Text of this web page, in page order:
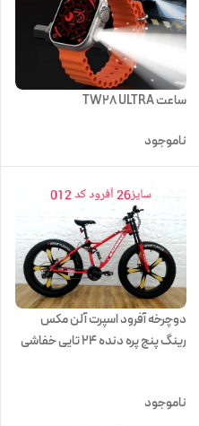
ساعت TW28 ULTRA
ناموجود
دوچرخه آفرود اسپرت آلن مکس
رینگ پنج پره دنده 24 تایی خفاشی
ناموجود